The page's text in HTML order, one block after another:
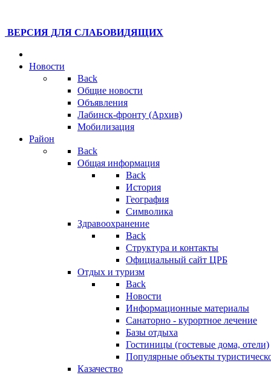
ВЕРСИЯ ДЛЯ СЛАБОВИДЯЩИХ
Новости
Back
Общие новости
Объявления
Лабинск-фронту (Архив)
Мобилизация
Район
Back
Общая информация
Back
История
География
Символика
Здравоохранение
Back
Структура и контакты
Официальный сайт ЦРБ
Отдых и туризм
Back
Новости
Информационные материалы
Санаторно - курортное лечение
Базы отдыха
Гостиницы (гостевые дома, отели)
Популярные объекты
Казачество